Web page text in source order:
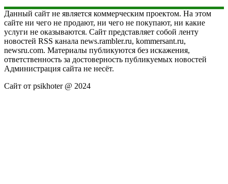
Данный сайт не является коммерческим проектом. На этом
сайте ни чего не продают, ни чего не покупают, ни какие
услуги не оказываются. Сайт представляет собой ленту
новостей RSS канала news.rambler.ru, kommersant.ru,
newsru.com. Материалы публикуются без искажения,
ответственность за достоверность публикуемых новостей
Администрация сайта не несёт.
Сайт от psikhoter @ 2024